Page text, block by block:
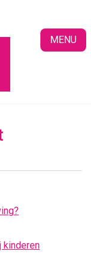
MENU
kinderen